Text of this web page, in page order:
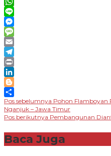
WhatsApp
Line
Messenger
Message
Email
Telegram
Print
LinkedIn
Blogger
Share
Navigasi
pos
Pos sebelumnya Pohon Flamboyan
Nganjuk – Jawa Timur
Pos berikutnya Pembangunan
Baca Juga